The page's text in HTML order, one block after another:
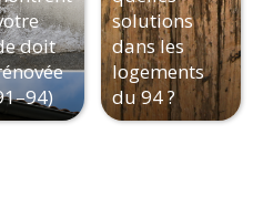
doit
solutions
dans les
logements
du 94 ?